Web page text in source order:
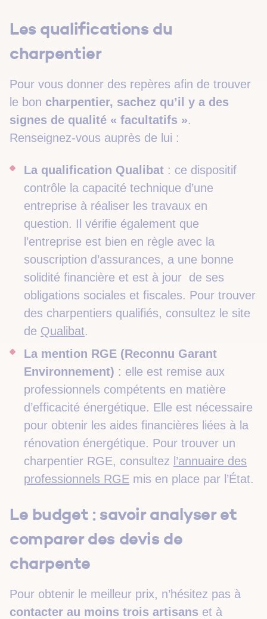
Les qualifications du
charpentier
Pour vous donner des repères afin de trouver
le bon charpentier, sachez qu’il y a des
signes de qualité « facultatifs ».
Renseignez-vous auprès de lui :
La qualification Qualibat : ce dispositif
contrôle la capacité technique d’une
entreprise à réaliser les travaux en
question. Il vérifie également que
l’entreprise est bien en règle avec la
souscription d’assurances, a une bonne
solidité financière et est à jour de ses
obligations sociales et fiscales. Pour trouver
des charpentiers qualifiés, consultez le site
de Qualibat.
La mention RGE (Reconnu Garant
Environnement) : elle est remise aux
professionnels compétents en matière
d’efficacité énergétique. Elle est nécessaire
pour obtenir les aides financières liées à la
rénovation énergétique. Pour trouver un
charpentier RGE, consultez l’annuaire des
professionnels RGE mis en place par l’État.
Le budget : savoir analyser et
comparer des devis de
charpente
Pour obtenir le meilleur prix, n’hésitez pas à
contacter au moins trois artisans et à